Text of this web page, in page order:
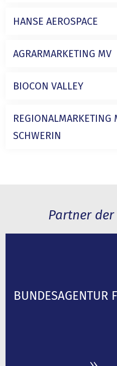
HANSE AEROSPACE
AGRAR­MARKETING MV
BIOCON VALLEY
REGIONAL­MARKETING
SCHWERIN
Partner
BUNDESAGENTUR